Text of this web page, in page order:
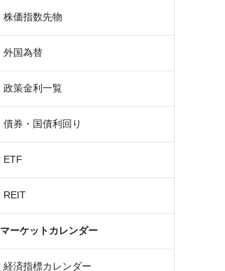
株価指数先物
外国為替
政策金利一覧
債券・国債利回り
ETF
REIT
マーケットカレンダー
経済指標カレンダー